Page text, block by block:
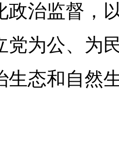
政治监督，
党为公、为
生态和自然